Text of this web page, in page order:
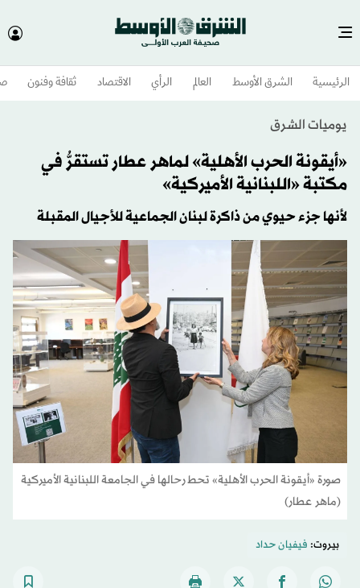
الرئيسية الشرق الأوسط​ العالم الرأي الاقتصاد ثقافة وفنون
يوميات الشرق
«أيقونة الحرب الأهلية» لماهر عطار تستقرُّ في
مكتبة «اللبنانية الأميركية»
لأنها جزء حيوي من ذاكرة لبنان الجماعية للأجيال المقبلة
صورة «أيقونة الحرب الأهلية» تحط رحالها في الجامعة اللبنانية الأميركية
(ماهر عطار)
بيروت: فيفيان حداد